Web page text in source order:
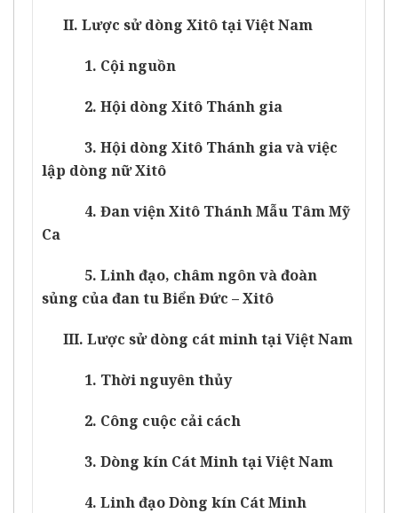
II. Lược sử dòng Xitô tại Việt Nam
1. Cội nguồn
2. Hội dòng Xitô Thánh gia
3. Hội dòng Xitô Thánh gia và việc
lập dòng nữ Xitô
4. Đan viện Xitô Thánh Mẫu Tâm Mỹ
Ca
5. Linh đạo, châm ngôn và đoàn
sủng của đan tu Biển Đức – Xitô
III. Lược sử dòng cát minh tại Việt Nam
1. Thời nguyên thủy
2. Công cuộc cải cách
3. Dòng kín Cát Minh tại Việt Nam
4. Linh đạo Dòng kín Cát Minh